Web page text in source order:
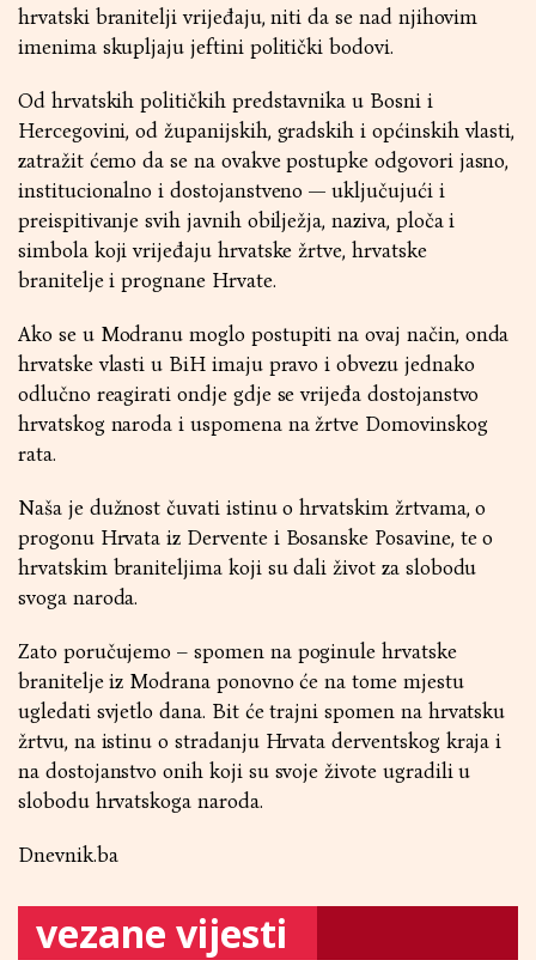
hrvatski branitelji vrijeđaju, niti da se nad njihovim
imenima skupljaju jeftini politički bodovi.
Od hrvatskih političkih predstavnika u Bosni i
Hercegovini, od županijskih, gradskih i općinskih vlasti,
zatražit ćemo da se na ovakve postupke odgovori jasno,
institucionalno i dostojanstveno — uključujući i
preispitivanje svih javnih obilježja, naziva, ploča i
simbola koji vrijeđaju hrvatske žrtve, hrvatske
branitelje i prognane Hrvate.
Ako se u Modranu moglo postupiti na ovaj način, onda
hrvatske vlasti u BiH imaju pravo i obvezu jednako
odlučno reagirati ondje gdje se vrijeđa dostojanstvo
hrvatskog naroda i uspomena na žrtve Domovinskog
rata.
Naša je dužnost čuvati istinu o hrvatskim žrtvama, o
progonu Hrvata iz Dervente i Bosanske Posavine, te o
hrvatskim braniteljima koji su dali život za slobodu
svoga naroda.
Zato poručujemo – spomen na poginule hrvatske
branitelje iz Modrana ponovno će na tome mjestu
ugledati svjetlo dana. Bit će trajni spomen na hrvatsku
žrtvu, na istinu o stradanju Hrvata derventskog kraja i
na dostojanstvo onih koji su svoje živote ugradili u
slobodu hrvatskoga naroda.
Dnevnik.ba
vezane vijesti